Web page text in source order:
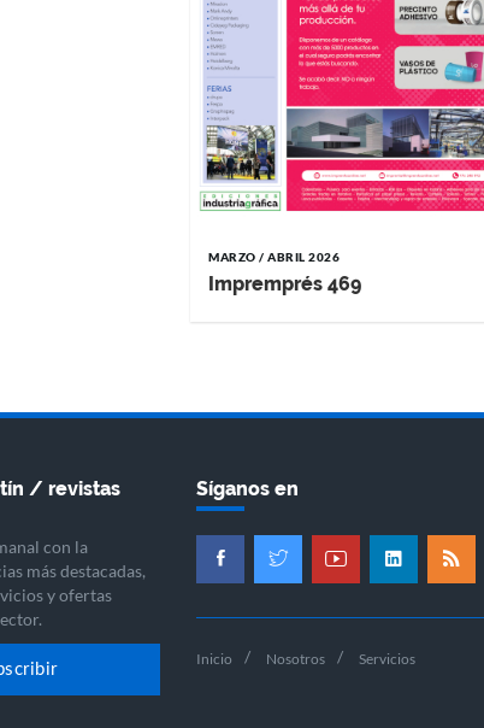
MARZO / ABRIL 2026
Impremprés 469
/ revistas
con la
más destacadas,
y ofertas
Síganos en
Inicio Nosotros Servicios